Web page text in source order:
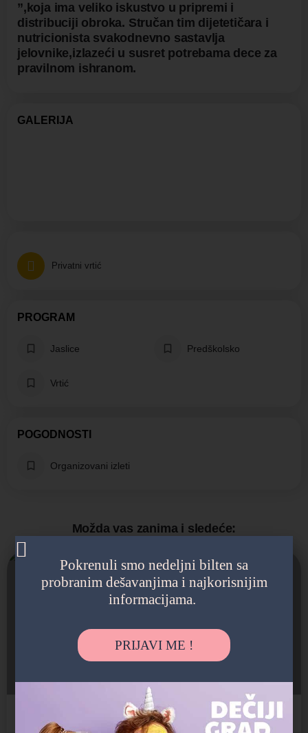
”,koja ima veliko iskustvo u pripremi i
distribuciji obroka. Stručan tim dijetetičara i
nutricionista svakodnevno sastavlja
jelovnike,izlazeći u susret potrebama dece za
pravilnom ishranom.
GALERIJA
Privatni vrtić
PROGRAM
Jaslice Predškolsko
Vrtić
POGODNOSTI
Organizovani izleti
Možda vas zanima i sledeće:
M&M Elefantino Novi Beograd
Jaslice, Predškolsko, Produženi boravak, Vrtić
Otvoreno
Pokrenuli smo nedeljni bilten sa
probranim dešavanjima i najkorisnijim
informacijama.
PRIJAVI ME !